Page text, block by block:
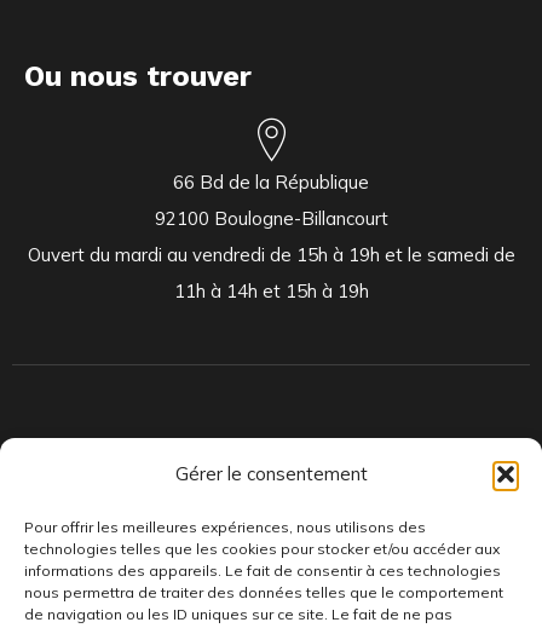
Gérer le consentement
Pour offrir les meilleures expériences, nous utilisons des
technologies telles que les cookies pour stocker et/ou accéder aux
informations des appareils. Le fait de consentir à ces technologies
nous permettra de traiter des données telles que le comportement
de navigation ou les ID uniques sur ce site. Le fait de ne pas
Ou nous trouver
66 Bd de la République
92100 Boulogne-Billancourt
Ouvert du mardi au vendredi de 15h à 19h et le samedi de
11h à 14h et 15h à 19h
toujours des pépites musicales, dont des vinyles rares et exclusifs.